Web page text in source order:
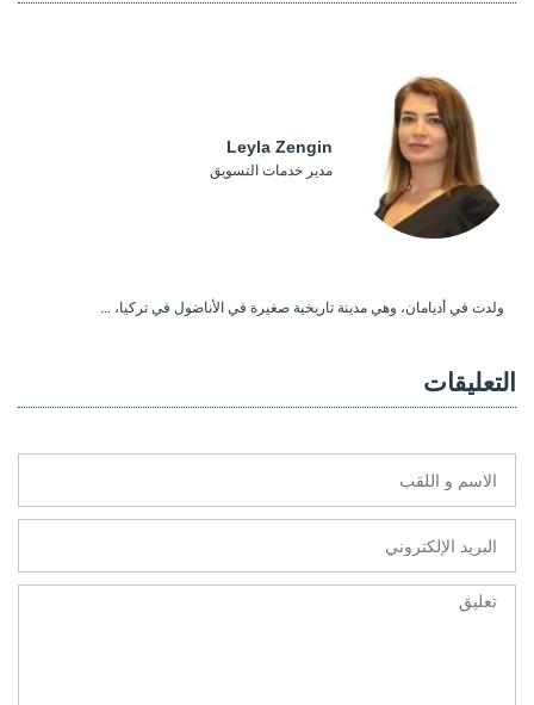
Leyla Zengin
مدير خدمات التسويق
ولدت في أديامان، وهي مدينة تاريخية صغيرة في الأناضول في تركيا، ...
التعليقات